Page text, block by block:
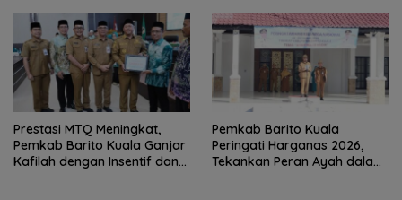
Prestasi MTQ Meningkat,
Pemkab Barito Kuala Ganjar
Kafilah dengan Insentif dan
Pemkab Barito Kuala
Peringati Harganas 2026,
Tekankan Peran Ayah dalam